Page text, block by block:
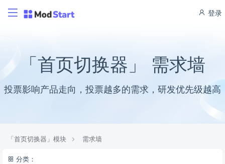
登录
「首页切换器」 需求墙
投票影响产品走向，投票越多的需求，研发优先级越高
「首页切换器」模块 需求墙
分类：